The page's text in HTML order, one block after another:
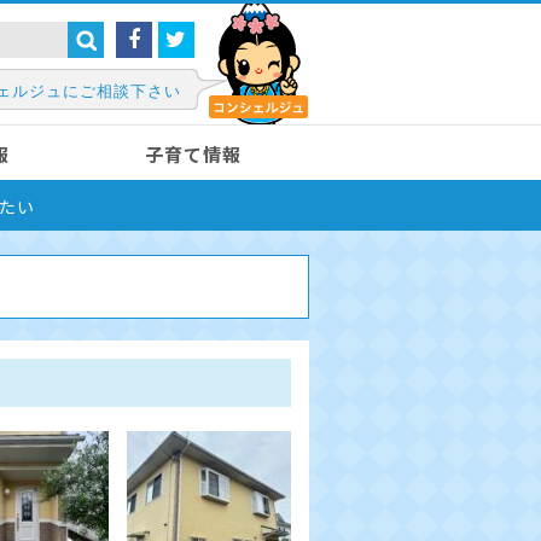
ルジュにご相談下さい
子育て情報
い